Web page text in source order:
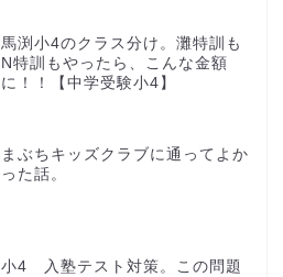
馬渕小4のクラス分け。灘特訓も
N特訓もやったら、こんな金額
に！！【中学受験小4】
まぶちキッズクラブに通ってよか
った話。
小4 入塾テスト対策。この問題